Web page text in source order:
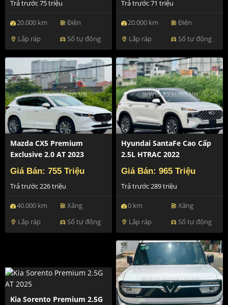
Trả trước 75 triệu
20.000 km ev_station Điện
location_on Lắp ráp directions_car Số tự động
Trả trước 71 triệu
20.000 km ev_station Điện
location_on Lắp ráp directions_car Số tự động
Mazda CX5 Premium
Exclusive 2.0 AT 2023
Giá Bán: 755 Triệu
Trả trước 226 triệu
40.000 km ev_station Xăng
location_on Lắp ráp directions_car Số tự động
Hyundai SantaFe Cao Cấp
2.5L HTRAC 2022
Giá Bán: 965 Triệu
Trả trước 289 triệu
0 km ev_station Xăng
location_on Lắp ráp directions_car Số tự động
Kia Sorento Premium 2.5G